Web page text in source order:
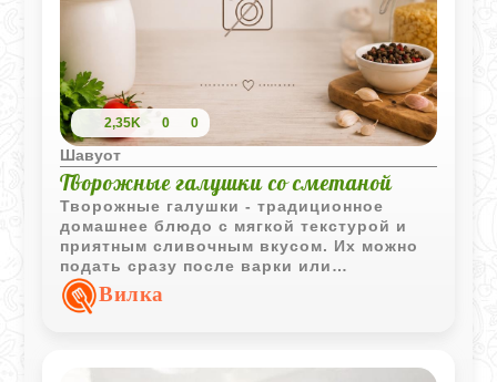
2,35K 0 0
Шавуот
Творожные галушки со сметаной
Творожные галушки - традиционное
домашнее блюдо с мягкой текстурой и
приятным сливочным вкусом. Их можно
подать сразу после варки или
дополнительно запечь со сметаной до
аппетитной румяной корочки.
Вилка